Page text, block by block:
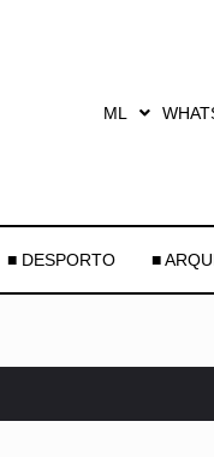
ML
■ DESPORTO ■